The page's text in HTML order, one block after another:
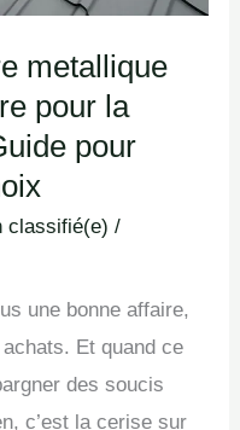
metallique
pour la
pour
classifié(e) /
une bonne affaire,
Et quand ce
des soucis
c’est la cerise sur